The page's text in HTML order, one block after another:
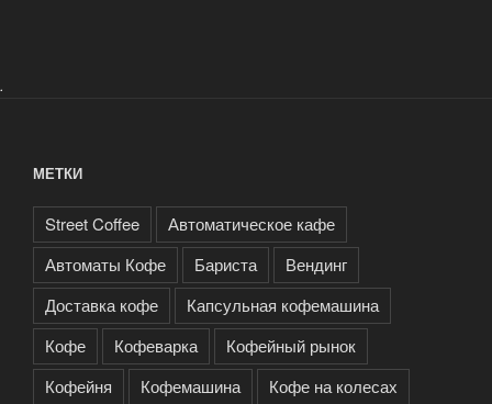
.
МЕТКИ
Street Coffee
Автоматическое кафе
Автоматы Кофе
Бариста
Вендинг
Доставка кофе
Капсульная кофемашина
Кофе
Кофеварка
Кофейный рынок
Кофейня
Кофемашина
Кофе на колесах